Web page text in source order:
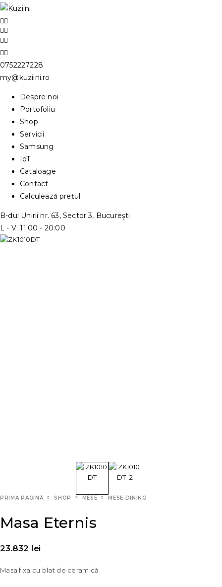
0752227228
my@kuziini.ro
Despre noi
Portofoliu
Shop
Servicii
Samsung
IoT
Cataloage
Contact
Calculează prețul
B-dul Unirii nr. 63, Sector 3, București
L - V: 11:00 - 20:00
PRIMA PAGINĂ SHOP MESE MESE DINING
Masa Eternis
23.832 lei
Masa fixa cu blat de ceramică